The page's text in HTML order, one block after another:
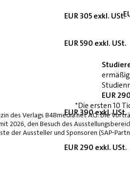
EUR 305 exkl. USt.
EUR 590 exkl. USt.
EUR 390 exkl. USt.
EUR 290 exkl. USt.
EUR
*Die ersten 10
des Verlags B4Bmedia.net AG. Die
2026, den Besuch des
der Aussteller und Sponsoren (SAP-